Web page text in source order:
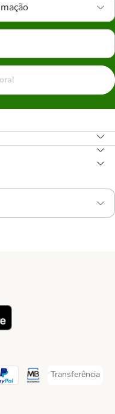
Method
Method
Payment Method
Payment Method
Multibanco Payment
Transferência
Transferência